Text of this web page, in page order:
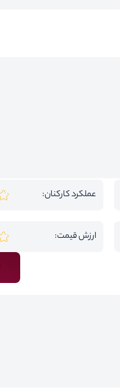
عملکرد کارکنان:
ارزش قیمت: